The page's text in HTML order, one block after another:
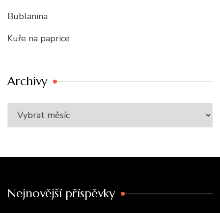
Bublanina
Kuře na paprice
Archivy
Nejnovější příspěvky